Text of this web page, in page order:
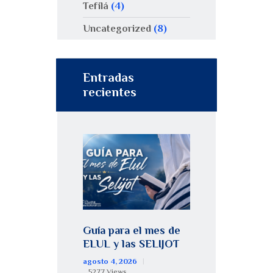
Tefilá (4)
Uncategorized (8)
Entradas
recientes
Guía para el mes de
ELUL y las SELIJOT
agosto 4, 2026